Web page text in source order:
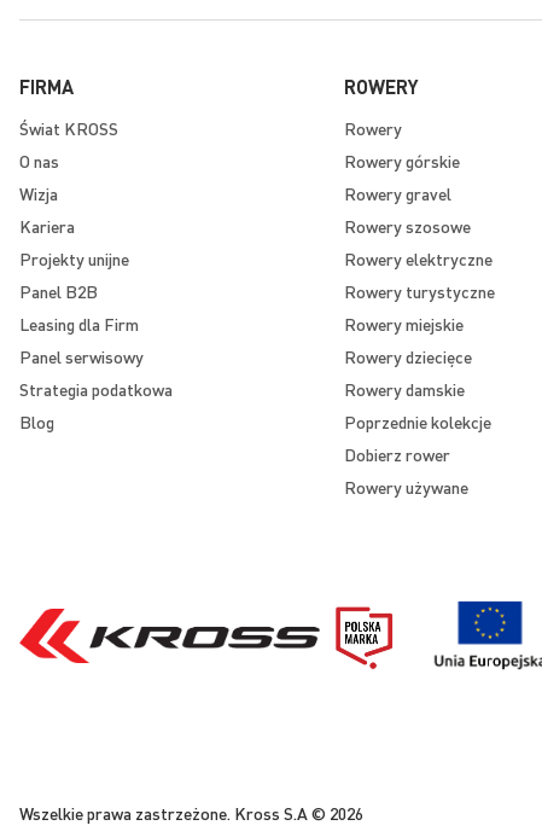
FIRMA
Świat KROSS
O nas
Wizja
Kariera
Projekty unijne
Panel B2B
Leasing dla Firm
Panel serwisowy
Strategia podatkowa
Blog
ROWERY
Rowery
Rowery górskie
Rowery gravel
Rowery szosowe
Rowery elektryczne
Rowery turystyczne
Rowery miejskie
Rowery dziecięce
Rowery damskie
Poprzednie kolekcje
Dobierz rower
Rowery używane
Wszelkie prawa zastrzeżone. Kross S.A © 2026